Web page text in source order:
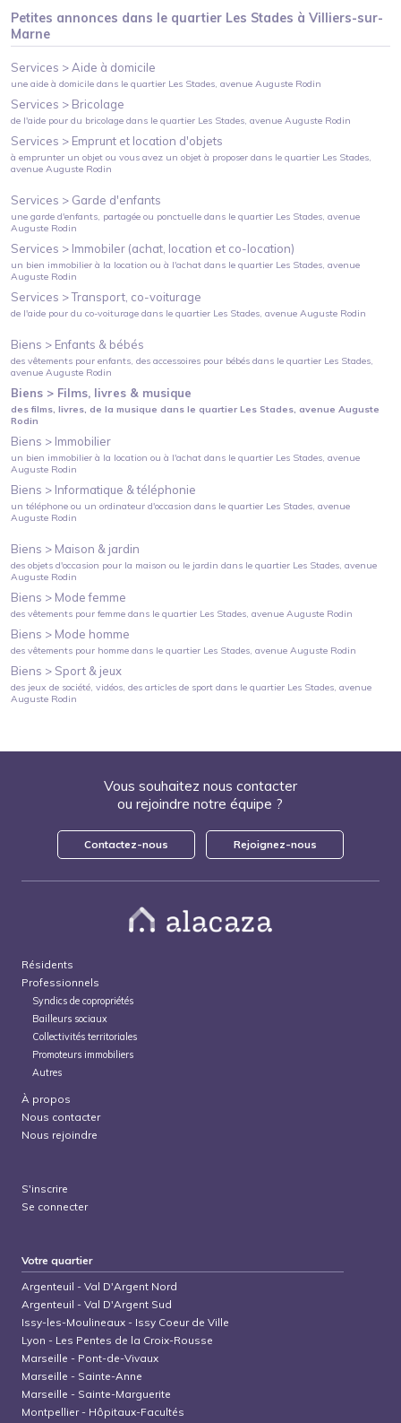
Petites annonces dans le quartier Les Stades à Villiers-sur-
Marne
Services >Aide à domicile
une aide à domicile dans le quartier Les Stades, avenue Auguste Rodin
Services > Bricolage
de l'aide pour du bricolage dans le quartier Les Stades, avenue Auguste Rodin
Services > Emprunt et location d'objets
à emprunter un objet ou vous avez un objet à proposer dans le quartier Les Stades,
avenue Auguste Rodin
Services > Garde d'enfants
une garde d'enfants, partagée ou ponctuelle dans le quartier Les Stades, avenue
Auguste Rodin
Services > Immobiler (achat, location et co-location)
un bien immobilier à la location ou à l'achat dans le quartier Les Stades, avenue
Auguste Rodin
Services >Transport, co-voiturage
de l'aide pour du co-voiturage dans le quartier Les Stades, avenue Auguste Rodin
Biens > Enfants & bébés
des vêtements pour enfants, des accessoires pour bébés dans le quartier Les Stades,
avenue Auguste Rodin
Biens > Films, livres & musique
des films, livres, de la musique dans le quartierLes Stades, avenue Auguste
Rodin
Biens > Immobilier
un bien immobilier à la location ou à l'achat dans le quartier Les Stades, avenue
Auguste Rodin
Biens > Informatique & téléphonie
un téléphone ou un ordinateur d'occasion dans le quartier Les Stades, avenue
Auguste Rodin
Biens > Maison & jardin
des objets d'occasion pour la maison ou le jardin dans le quartier Les Stades, avenue
Auguste Rodin
Biens > Mode femme
des vêtements pour femme dans le quartier Les Stades, avenue Auguste Rodin
Biens > Mode homme
des vêtements pour homme dans le quartier Les Stades, avenue Auguste Rodin
Biens > Sport & jeux
des jeux de société, vidéos, des articles de sport dans le quartier Les Stades, avenue
Auguste Rodin
Vous souhaitez nous contacter
ou rejoindre notre équipe ?
Contactez-nous Rejoignez-nous
Résidents
Professionnels
Syndics de copropriétés
Bailleurs sociaux
Collectivités territoriales
Promoteurs immobiliers
Autres
À propos
Nous contacter
Nous rejoindre
S'inscrire
Se connecter
Votre quartier
Argenteuil -Val D'Argent Nord
Argenteuil -Val D'Argent Sud
Issy-les-Moulineaux - Issy Coeur de Ville
Lyon - Les Pentes de la Croix-Rousse
Marseille - Pont-de-Vivaux
Marseille - Sainte-Anne
Marseille - Sainte-Marguerite
Montpellier- Hôpitaux-Facultés